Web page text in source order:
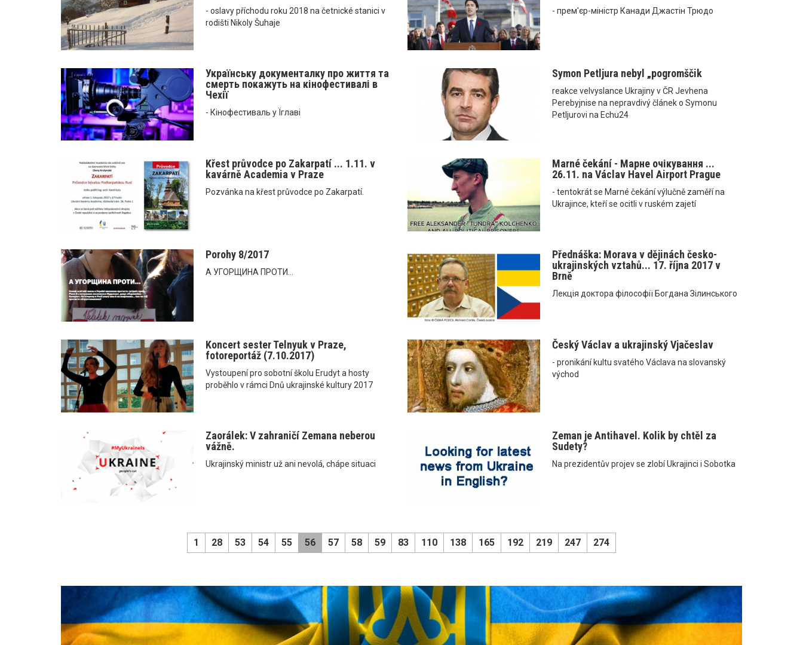
- oslavy příchodu roku 2018 na četnické stanici v
rodišti Nikoly Šuhaje
- прем'єр-міністр Канади Джастін Трюдо
Українську документалку про життя та
смерть покажуть на кінофестивалі в
Чехії
- Кінофестиваль у Їглаві
Symon Petljura nebyl „pogromščik
reakce velvyslance Ukrajiny v ČR Jevhena
Perebyjnise na nepravdivý článek o Symonu
Petljurovi na Echu24
Křest průvodce po Zakarpatí ... 1.11. v
kavárně Academia v Praze
Pozvánka na křest průvodce po Zakarpatí.
Marné čekání - Марне очікування ...
26.11. na Václav Havel Airport Prague
- tentokrát se Marné čekání výlučně zaměří na
Ukrajince, kteří se ocitli v ruském zajetí
Porohy 8/2017
А УГОРЩИНА ПРОТИ...
Přednáška: Morava v dějinách česko-
ukrajinských vztahů... 17. října 2017 v
Brně
Лекція доктора філософії Богдана Зілинського
Koncert sester Telnyuk v Praze,
fotoreportáž (7.10.2017)
Vystoupení pro sobotní školu Erudyt a hosty
proběhlo v rámci Dnů ukrajinské kultury 2017
Český Václav a ukrajinský Vjačeslav
- pronikání kultu svatého Václava na slovanský
východ
Zaorálek: V zahraničí Zemana neberou
vážně.
Ukrajinský ministr už ani nevolá, chápe situaci
Zeman je Antihavel. Kolik by chtěl za
Sudety?
Na prezidentův projev se zlobí Ukrajinci i Sobotka
1 28 53 54 55 56 57 58 59 83 110 138 165 192 219 247 274